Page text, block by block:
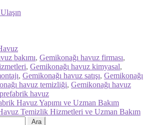
bakımı, Gemikonağı havuz firması,
, Gemikonağı havuz kimyasal,
, Gemikonağı havuz satışı, Gemikonağı
havuz temizliği, Gemikonağı havuz
havuz
Havuz Yapımı ve Uzman Bakım
Temizlik Hizmetleri ve Uzman Bakım